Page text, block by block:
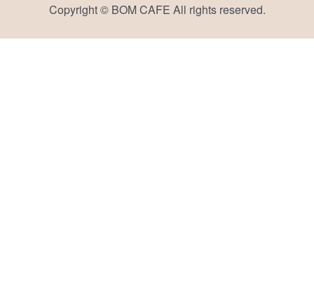
Copyright © BOM CAFE All rights reserved.